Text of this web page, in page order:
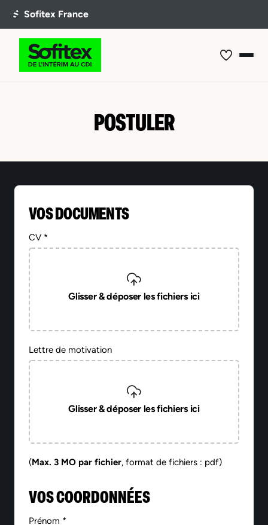
POSTULER
VOS DOCUMENTS
CV *
Glisser & déposer les fichiers ici
Lettre de motivation
Glisser & déposer les fichiers ici
(Max. 3 MO par fichier, format de fichiers : pdf)
VOS COORDONNÉES
Prénom *